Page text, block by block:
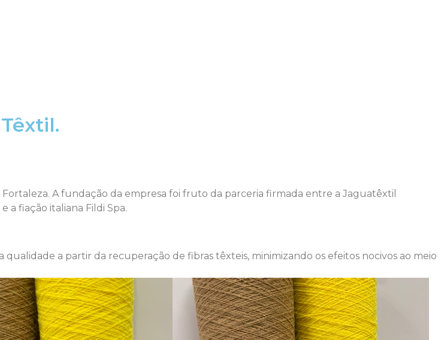
A fundação da empresa foi fruto da parceria firmada entre a Jaguatêxtil
a fiação italiana Fildi Spa.
a partir da recuperação de fibras têxteis, minimizando os efeitos nocivos ao meio